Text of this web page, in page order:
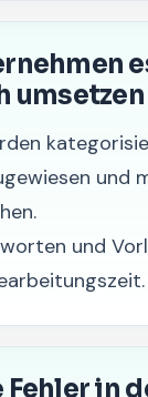
umsetzen
und
und
in